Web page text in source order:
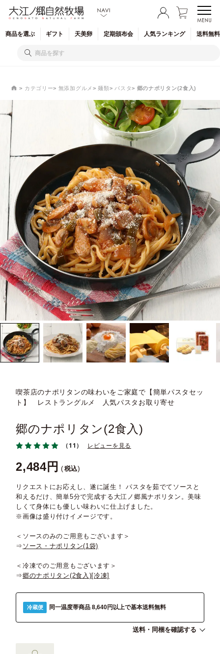
商品を選ぶ ギフト 天美卵 定期頒布会 人気ランキング 送料無
カテゴリー 無添加グルメ 麺類 パスタ 郷のナポリタン(2食入)
喫茶店のナポリタンの味わいをご家庭で【簡単パスタセッ
ト】 レストラングルメ 人気パスタお取り寄せ
郷のナポリタン(2食入)
（11） レビューを見る
2,484 税込
リクエストにお応えし、遂に誕生！ パスタを茹でてソースと
和えるだけ、簡単5分で完成する大江ノ郷風ナポリタン。美味
しくて身体にも優しい味わいに仕上げました。
※画像は盛り付けイメージです。
＜ソースのみのご用意もございます＞
⇒ ソース・ナポリタン(1袋)
＜冷凍でのご用意もございます＞
⇒郷のナポリタン(2食入)[冷凍]
冷蔵便 同一温度帯商品 8,640円以上で基本送料無料
送料・同梱を確認する